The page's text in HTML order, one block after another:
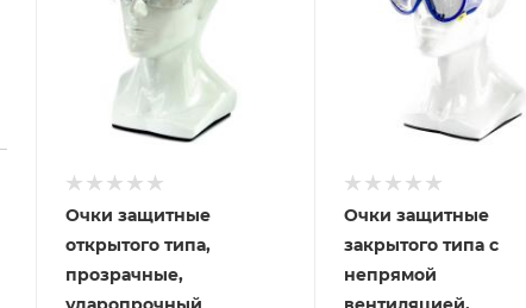
Очки защитные
открытого типа,
прозрачные,
Очки защитные
закрытого типа с
непрямой